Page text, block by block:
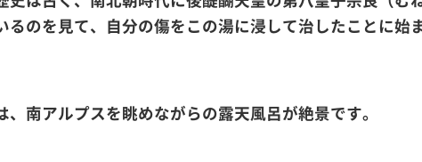
るのを見て、自分の傷をこの湯に浸して治したことに始
、南アルプスを眺めながらの露天風呂が絶景です。